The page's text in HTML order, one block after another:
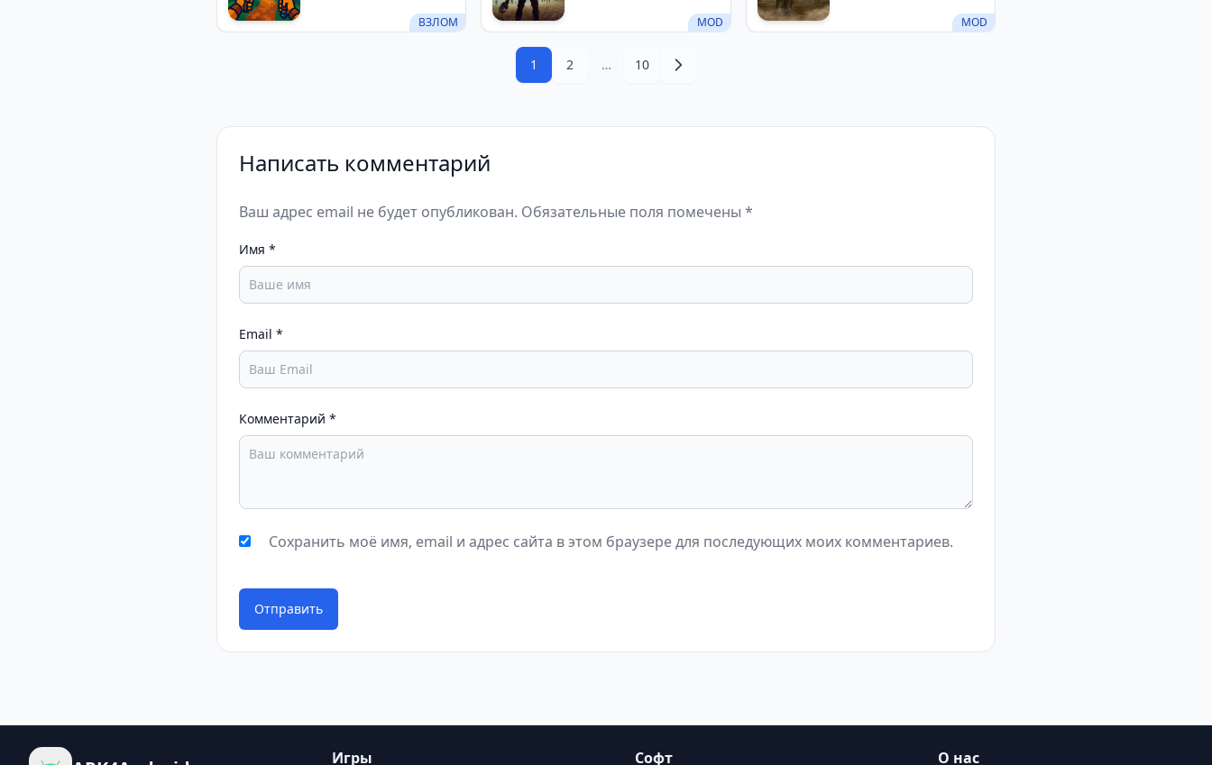
ВЗЛОМ
MOD
MOD
1 2 … 10
Написать комментарий
Ваш адрес email не будет опубликован. Обязательные поля помечены *
Имя *
Email *
Комментарий *
Сохранить моё имя, email и адрес сайта в этом браузере для последующих моих комментариев.
Отправить
Игры Софт О нас